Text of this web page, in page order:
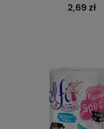
Cena
2,69 zł